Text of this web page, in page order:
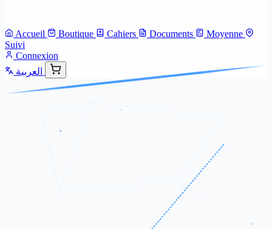
Accueil Boutique Cahiers Documents
Moyenne
Suivi
Connexion
العربية